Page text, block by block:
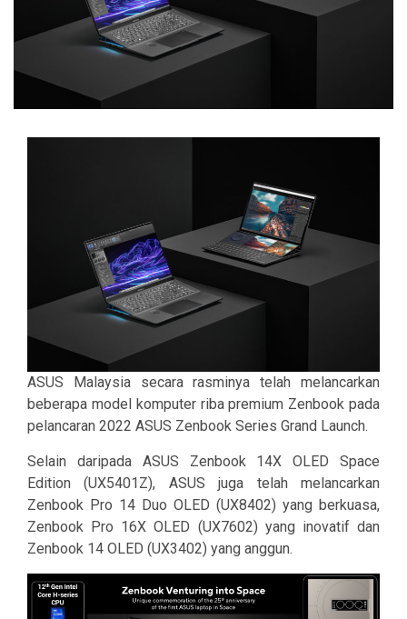
ASUS Malaysia secara rasminya telah melancarkan
beberapa model komputer riba premium Zenbook pada
pelancaran 2022 ASUS Zenbook Series Grand Launch.
Selain daripada ASUS Zenbook 14X OLED Space
Edition (UX5401Z), ASUS juga telah melancarkan
Zenbook Pro 14 Duo OLED (UX8402) yang berkuasa,
Zenbook Pro 16X OLED (UX7602) yang inovatif dan
Zenbook 14 OLED (UX3402) yang anggun.